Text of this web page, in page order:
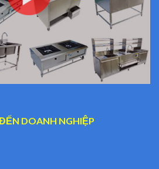
DOANH NGHIỆP